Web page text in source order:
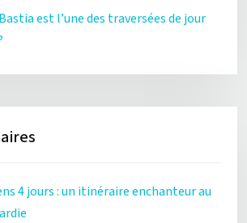
est l’une des traversées de jour
4 jours : un itinéraire enchanteur au